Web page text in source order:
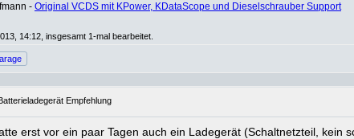
- Original VCDS mit KPower, KDataScope und Dieselschrauber Support
14:12, insgesamt 1-mal bearbeitet.
Empfehlung
erst vor ein paar Tagen auch ein Ladegerät (Schaltnetzteil,